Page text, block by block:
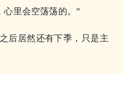
里会空荡荡的。”
后居然还有下季，只是主